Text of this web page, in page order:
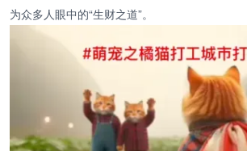
为众多人眼中的“生财之道”。